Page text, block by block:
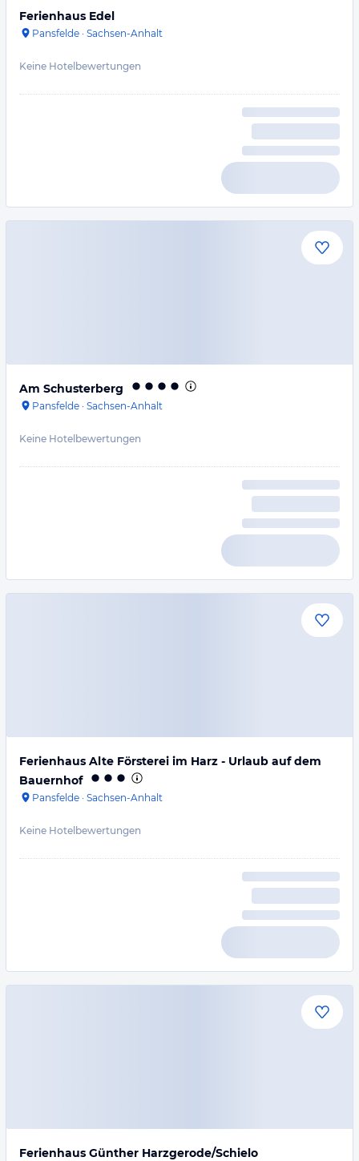
Ferienhaus Edel
Pansfelde · Sachsen-Anhalt
Keine Hotelbewertungen
Am Schusterberg
Pansfelde · Sachsen-Anhalt
Keine Hotelbewertungen
Ferienhaus Alte Försterei im Harz - Urlaub auf dem
Bauernhof
Pansfelde · Sachsen-Anhalt
Keine Hotelbewertungen
Ferienhaus Günther Harzgerode/Schielo